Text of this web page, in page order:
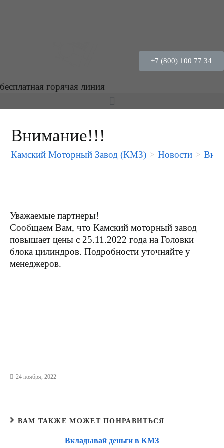
+7 (800) 100 77 34
бесплатная горячая линия
Внимание!!!
Камский Моторный Завод (КМЗ) > Новости >
Уважаемые партнеры!
Сообщаем Вам, что Камский моторный завод
повышает цены с 25.11.2022 года на Головки
блока цилиндров. Подробности уточняйте у
менеджеров.
24 ноября, 2022
ВАМ ТАКЖЕ МОЖЕТ ПОНРАВИТЬСЯ
Вкладывай деньги в КМЗ